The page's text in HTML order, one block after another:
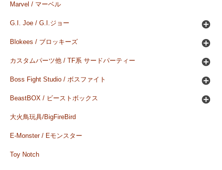
Marvel / マーベル
G.I. Joe / G.I.ジョー
Blokees / ブロッキーズ
カスタムパーツ他 / TF系 サードパーティー
Boss Fight Studio / ボスファイト
BeastBOX / ビーストボックス
大火鳥玩具/BigFireBird
E-Monster / Eモンスター
Toy Notch